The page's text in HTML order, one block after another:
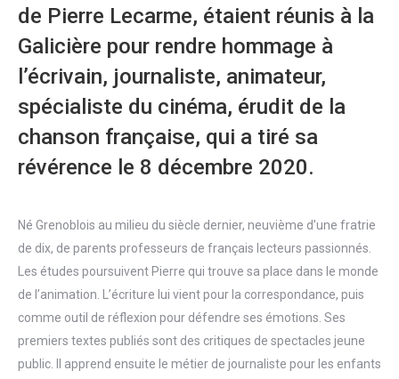
de Pierre Lecarme, étaient réunis à la
Galicière pour rendre hommage à
l’écrivain, journaliste, animateur,
spécialiste du cinéma, érudit de la
chanson française, qui a tiré sa
révérence le 8 décembre 2020.
Né Grenoblois au milieu du siècle dernier, neuvième d’une fratrie
de dix, de parents professeurs de français lecteurs passionnés.
Les études poursuivent Pierre qui trouve sa place dans le monde
de l’animation. L’écriture lui vient pour la correspondance, puis
comme outil de réflexion pour défendre ses émotions. Ses
premiers textes publiés sont des critiques de spectacles jeune
public. Il apprend ensuite le métier de journaliste pour les enfants